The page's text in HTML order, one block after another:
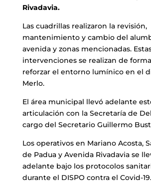
Rivadavia.
Las cuadrillas realizaron la revisión,
mantenimiento y cambio del
avenida y zonas mencionadas.
intervenciones se realizan de
reforzar el entorno lumínico en el
Merlo.
El área municipal llevó adelante
articulación con la Secretaría de
cargo del Secretario Guillermo
Los operativos en Mariano Acosta,
de Padua y Avenida Rivadavia se
adelante bajo los protocolos
durante el DISPO contra el Covid-19.